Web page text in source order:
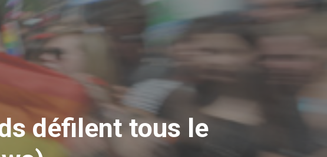
défilent tous le